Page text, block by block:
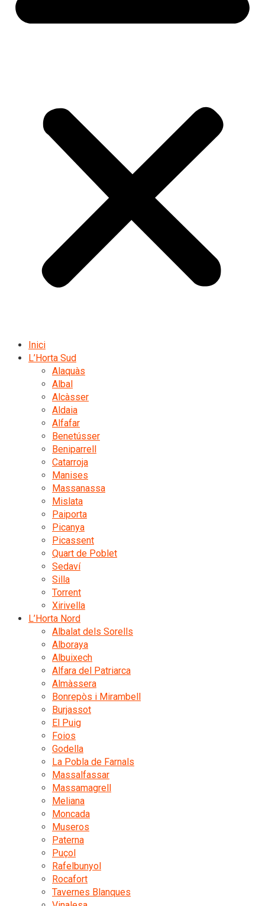
Inici
L’Horta Sud
Alaquàs
Albal
Alcàsser
Aldaia
Alfafar
Benetússer
Beniparrell
Catarroja
Manises
Massanassa
Mislata
Paiporta
Picanya
Picassent
Quart de Poblet
Sedaví
Silla
Torrent
Xirivella
L’Horta Nord
Albalat dels Sorells
Alboraya
Albuixech
Alfara del Patriarca
Almàssera
Bonrepòs i Mirambell
Burjassot
El Puig
Foios
Godella
La Pobla de Farnals
Massalfassar
Massamagrell
Meliana
Moncada
Museros
Paterna
Puçol
Rafelbunyol
Rocafort
Tavernes Blanques